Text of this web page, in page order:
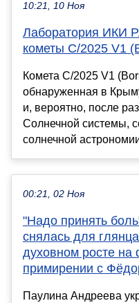
10:21, 10 Ноя
Лаборатория ИКИ
кометы C/2025 V1
Комета C/2025 V1
обнаруженная в
и, вероятно, после
Солнечной системы,
солнечной
00:21, 02 Ноя
"Надо принять
снялась для
духовном росте на
примирении с
Паулина Андреева